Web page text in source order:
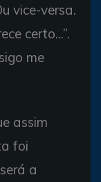
vice-versa.
certo...”.
me
assim
foi
a